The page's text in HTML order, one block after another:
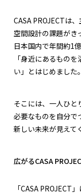
CASA PROJECTは
空間設計の課題がき
日本国内で年間約1
「身近にあるもの
い」とはじめました。
そこには、一人ひと
必要なものを自分で
新しい未来が見えて
広がるCASA
「CASA PROJECT